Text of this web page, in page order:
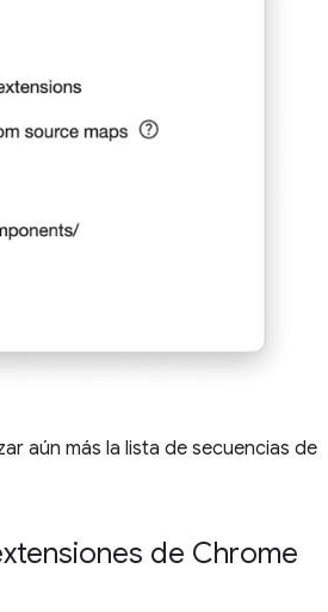
aún más la lista de secuencias de
de Chrome